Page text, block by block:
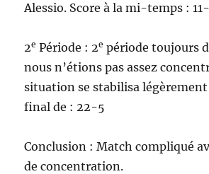
Alessio. Score à la mi-temps :
2e Période : 2e période toujours
nous n’étions pas assez
situation se stabilisa
final de : 22-5
Conclusion : Match compliqué
de concentration.